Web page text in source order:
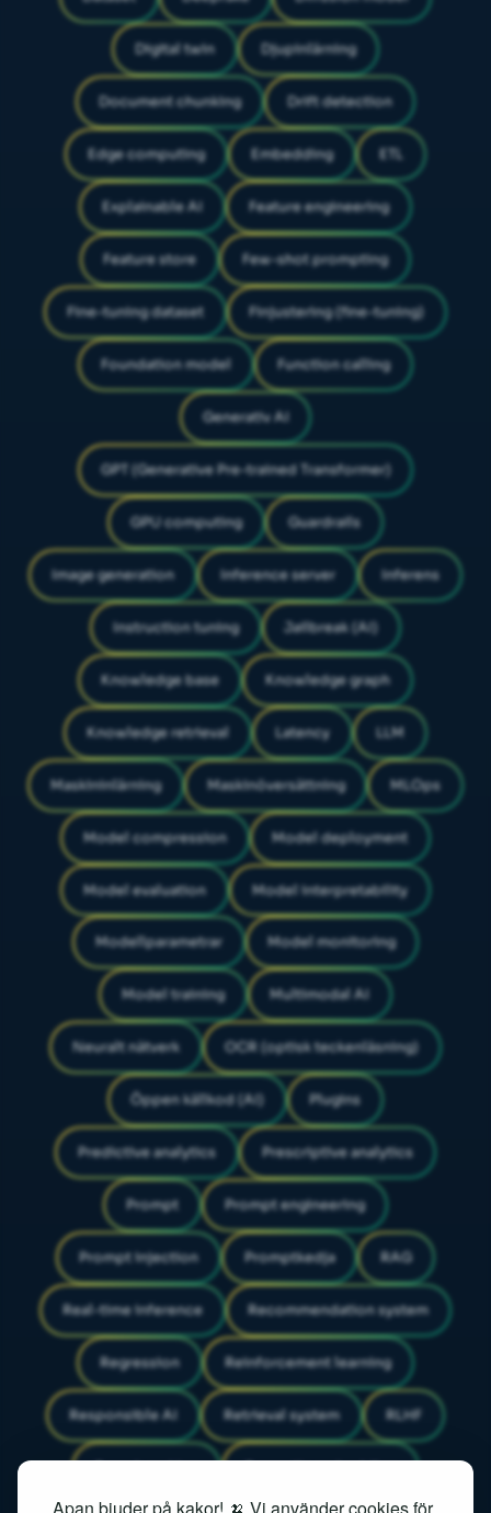
Digital twin Djupinlärning
Document chunking Drift detection
Edge computing Embedding ETL
Explainable AI Feature engineering
Feature store Few-shot prompting
Fine-tuning dataset Finjustering (fine-tuning)
Foundation model Function calling
Generativ AI
GPT (Generative Pre-trained Transformer)
GPU computing Guardrails
Image generation Inference server Inferens
Instruction tuning Jailbreak (AI)
Knowledge base Knowledge graph
Knowledge retrieval Latency LLM
Maskininlärning Maskinöversättning MLOps
Model compression Model deployment
Model evaluation Model interpretability
Modellparametrar Model monitoring
Model training Multimodal AI
Neuralt nätverk OCR (optisk teckenläsning)
Öppen källkod (AI) Plugins
Predictive analytics Prescriptive analytics
Prompt Prompt engineering
Prompt injection Promptkedja RAG
Real-time inference Recommendation system
Regression Reinforcement learning
Responsible AI Retrieval system RLHF